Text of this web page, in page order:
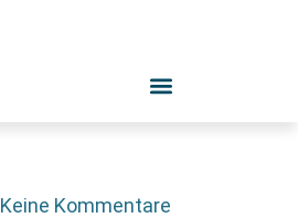
Keine Kommentare